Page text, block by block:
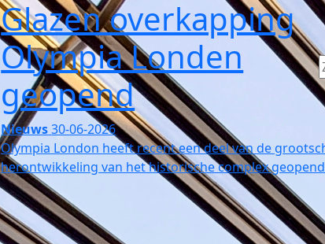
Glazen overkapping
Olympia Londen
geopend
Nieuws30-06-2026
Olympia London heeft recent een deel van de
herontwikkeling van het historische complex